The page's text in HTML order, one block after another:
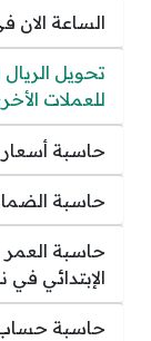
الساعة الان
تحويل
للعملات
حاسبة
حاسبة
حاسبة
الإبتدائي في
حاسبة حساب